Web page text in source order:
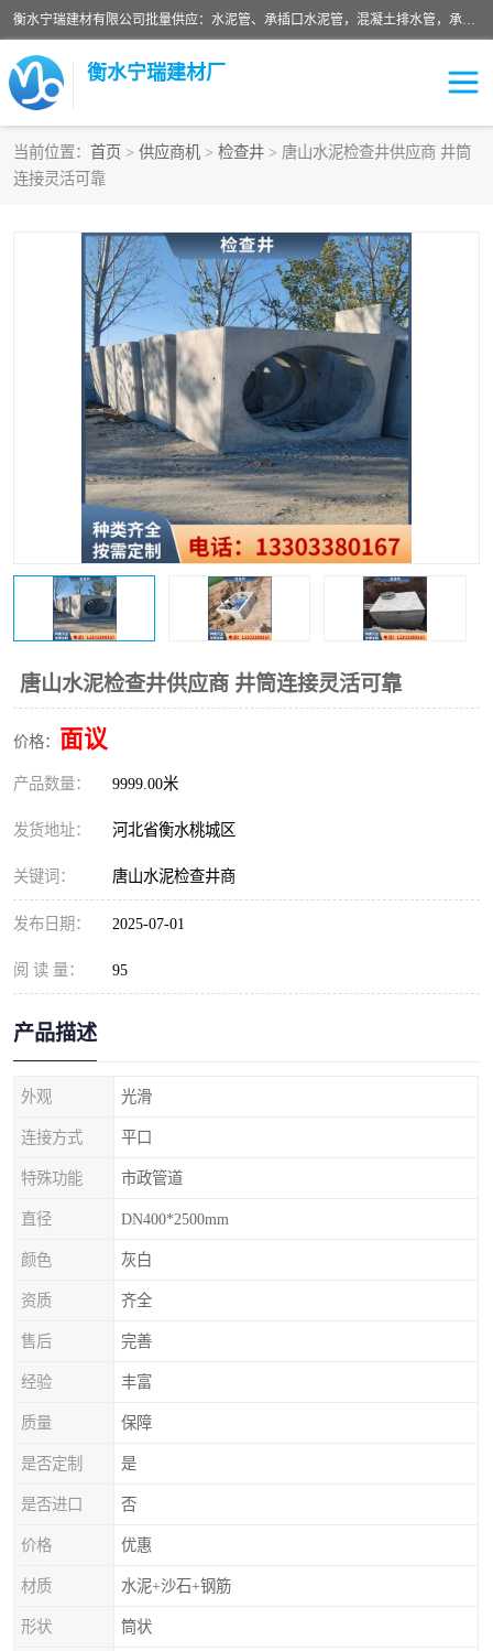
衡水宁瑞建材有限公司批量供应：水泥管、承插口水泥管，混凝土排水管，承插口水泥管，企口水泥管，钢承口水泥管，顶管，平口水泥管，水泥检查井，混凝土检查井，预制混凝土检查井，矩形检查井，圆形检查井等产品。
衡水宁瑞建材厂
当前位置： 首页 > 供应商机 > 检查井 > 唐山水泥检查井供应商 井筒
连接灵活可靠
唐山水泥检查井供应商 井筒连接灵活可靠
价格： 面议
产品数量： 9999.00米
发货地址： 河北省衡水桃城区
关键词： 唐山水泥检查井商
发布日期： 2025-07-01
阅 读 量： 95
产品描述
外观 光滑
连接方式 平口
特殊功能 市政管道
直径 DN400*2500mm
颜色 灰白
资质 齐全
售后 完善
经验 丰富
质量 保障
是否定制 是
是否进口 否
价格 优惠
材质 水泥+沙石+钢筋
形状 筒状
检查井
水泥检查井 水泥管
圆形检查井 矩形检查井
混凝土检查井 预制混凝土检查井
企口水泥管 钢承口水泥管